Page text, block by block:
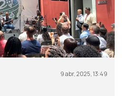
9 abr, 2025, 13:49